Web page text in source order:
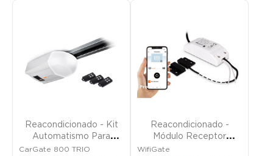
Reacondicionado - Kit
Automatismo Para
Puerta De Garaje
CarGate 800 TRIO
Promoción FUERA DE STOCK
Reacondicionado -
Módulo Receptor
Conectado
WifiGate